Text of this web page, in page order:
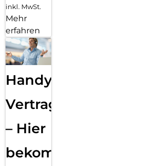
inkl. MwSt.
Mehr
erfahren
Handy
Vertragsabwicklung
– Hier
bekommst